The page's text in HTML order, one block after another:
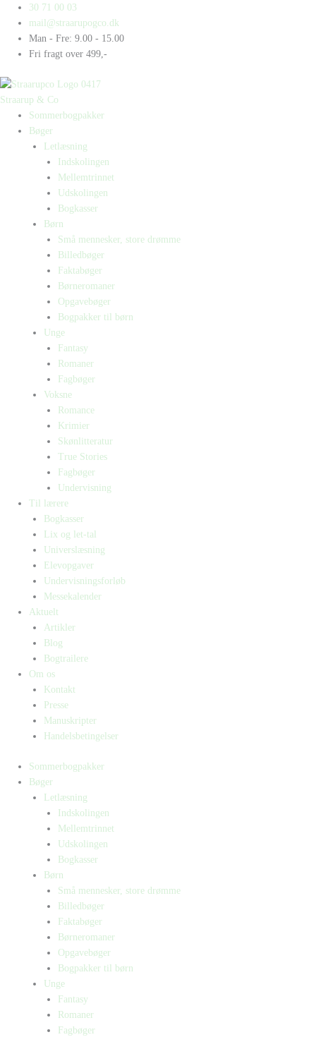
indholdet
30 71 00 03
mail@straarupogco.dk
Man - Fre: 9.00 - 15.00
Fri fragt over 499,-
Straarup & Co
Sommerbogpakker
Bøger
Letlæsning
Indskolingen
Mellemtrinnet
Udskolingen
Bogkasser
Børn
Små mennesker, store drømme
Billedbøger
Faktabøger
Børneromaner
Opgavebøger
Bogpakker til børn
Unge
Fantasy
Romaner
Fagbøger
Voksne
Romance
Krimier
Skønlitteratur
True Stories
Fagbøger
Undervisning
Til lærere
Bogkasser
Lix og let-tal
Universlæsning
Elevopgaver
Undervisningsforløb
Messekalender
Aktuelt
Artikler
Blog
Bogtrailere
Om os
Kontakt
Presse
Manuskripter
Handelsbetingelser
Sommerbogpakker
Bøger
Letlæsning
Indskolingen
Mellemtrinnet
Udskolingen
Bogkasser
Børn
Små mennesker, store drømme
Billedbøger
Faktabøger
Børneromaner
Opgavebøger
Bogpakker til børn
Unge
Fantasy
Romaner
Fagbøger
Products
search
Products
search
Luka